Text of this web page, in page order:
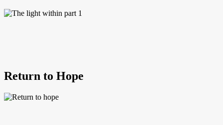
Return to Hope